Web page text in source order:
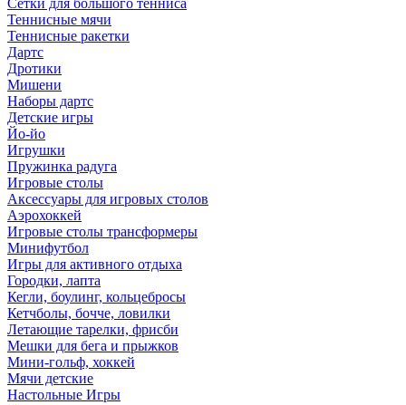
Сетки для большого тенниса
Теннисные мячи
Теннисные ракетки
Дартс
Дротики
Мишени
Наборы дартс
Детские игры
Йо-йо
Игрушки
Пружинка радуга
Игровые столы
Аксессуары для игровых столов
Аэрохоккей
Игровые столы трансформеры
Минифутбол
Игры для активного отдыха
Городки, лапта
Кегли, боулинг, кольцебросы
Кетчболы, бочче, ловилки
Летающие тарелки, фрисби
Мешки для бега и прыжков
Мини-гольф, хоккей
Мячи детские
Настольные Игры